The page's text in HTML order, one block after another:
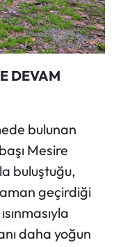
DEVAM
bulunan
Mesire
buluştuğu,
geçirdiği
daha yoğun